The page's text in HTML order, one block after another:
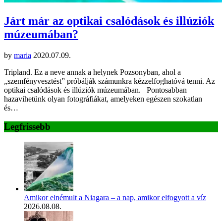
Járt már az optikai csalódások és illúziók
múzeumában?
by maria 2020.07.09.
Tripland. Ez a neve annak a helynek Pozsonyban, ahol a
„szemfényvesztést” próbálják számunkra kézzelfoghatóvá tenni. Az
optikai csalódások és illúziók múzeumában. Pontosabban
hazavihetünk olyan fotográfiákat, amelyeken egészen szokatlan
és…
Legfrissebb
Amikor elnémult a Niagara – a nap, amikor elfogyott a víz
2026.08.08.